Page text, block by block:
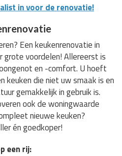
in voor de renovatie!
Een keukenrenovatie in
grote voordelen! Allereerst is
en -comfort. U hoeft
keuken die niet uw smaak is en
gemakkelijk in gebruik is.
ook de woningwaarde
nieuwe keuken?
én goedkoper!
een rij: